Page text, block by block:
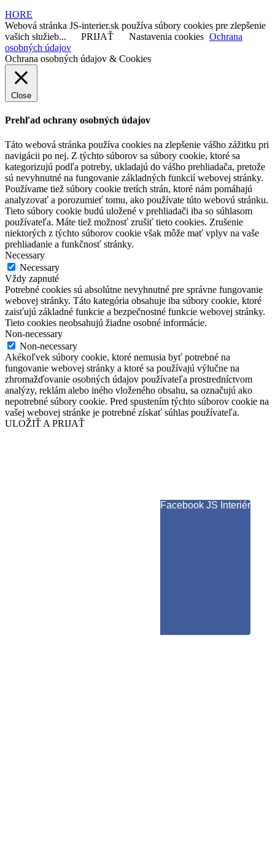
HORE
Webová stránka JS-interier.sk používa súbory cookies pre zlepšenie
vašich služieb...
PRIJAŤ Nastavenia cookies Ochrana
osobných údajov
Ochrana osobných údajov & Cookies
Close
Prehľad ochrany osobných údajov
Táto webová stránka používa cookies na zlepšenie vášho zážitku pri
navigácii po nej. Z týchto súborov sa súbory cookie, ktoré sa
kategorizujú podľa potreby, ukladajú do vášho prehliadača, pretože
sú nevyhnutné na fungovanie základných funkcií webovej stránky.
Používame tiež súbory cookie tretích strán, ktoré nám pomáhajú
analyzovať a porozumieť tomu, ako používate túto webovú stránku.
Tieto súbory cookie budú uložené v prehliadači iba so súhlasom
používateľa. Máte tiež možnosť zrušiť tieto cookies. Zrušenie
niektorých z týchto súborov cookie však môže mať vplyv na vaše
prehliadanie a funkčnosť stránky.
Necessary
Necessary
Vždy zapnuté
Potrebné cookies sú absolútne nevyhnutné pre správne fungovanie
webovej stránky. Táto kategória obsahuje iba súbory cookie, ktoré
zaisťujú základné funkcie a bezpečnostné funkcie webovej stránky.
Tieto cookies neobsahujú žiadne osobné informácie.
Non-necessary
Non-necessary
Akékoľvek súbory cookie, ktoré nemusia byť potrebné na
fungovanie webovej stránky a ktoré sa používajú výlučne na
zhromažďovanie osobných údajov používateľa prostredníctvom
analýzy, reklám alebo iného vloženého obsahu, sa označujú ako
nepotrebné súbory cookie. Pred spustením týchto súborov cookie na
vašej webovej stránke je potrebné získať súhlas používateľa.
ULOŽIŤ A PRIJAŤ
Facebook JS Interiér